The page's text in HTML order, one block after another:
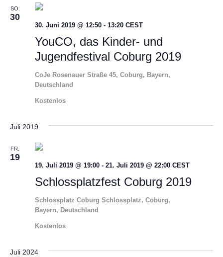
SO.
30
YouCO, das Kinder- und
Jugendfestival Coburg 2019
30. Juni 2019 @ 12:50 - 13:20 CEST
CoJe Rosenauer Straße 45, Coburg, Bayern,
Deutschland
Kostenlos
Juli 2019
FR.
19
Schlossplatzfest Coburg 2019
19. Juli 2019 @ 19:00 - 21. Juli 2019 @ 22:00 CEST
Schlossplatz Coburg Schlossplatz, Coburg,
Bayern, Deutschland
Kostenlos
Juli 2024